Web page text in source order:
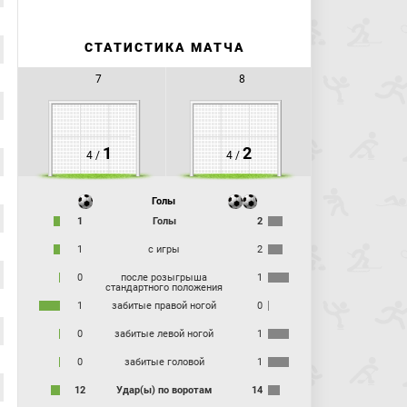
Волков подаёт в штрафную, первым на мяче
становится Джига.
Отбиваются футболисты гостей.
Удар по воротам: Глушенков Максим (Зенит) бьёт
левой ногой из штрафной. Мяч блокирован.
Угловой: Глушенков Максим
(Зенит) вводит
мяч с правого угла поля.
центрального круга.
27:36 Травма:
(Зенит) получает
травму.
Вендел сидит и держится за ногу за пределами поля.
бьёт правой ногой из-за пределов штрафной. Мяч летит
Издали приложился Иванич, мяч направлен заметно выше
31:23 Удар по воротам: Мостовой Андрей
(Зенит) бьёт
СТАТИСТИКА МАТЧА
7
4 / 1
8
4 /2
Голы
1
Голы 2
1 с игры 2
0
после розыгрыша
стандартного положения
1
1 забитые правой ногой 0
0 забитые левой ногой 1
0 забитые головой 1
12 Удар(ы) по воротам 14